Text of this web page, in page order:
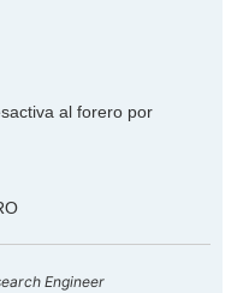
al forero por
Engineer